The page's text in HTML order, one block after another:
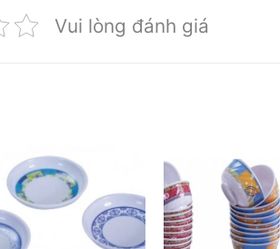
Vui lòng đánh giá